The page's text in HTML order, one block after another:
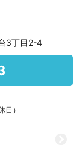
3丁目2-4
）